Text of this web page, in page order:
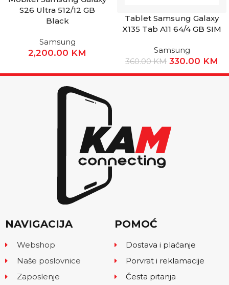
S26 Ultra 512/12 GB
Black
Samsung
2,200.00 KM
Tablet Samsung Galaxy
X135 Tab A11 64/4 GB SIM
Samsung
360.00KM 330.00 KM
NAVIGACIJA
Webshop
Naše poslovnice
Zaposlenje
POMOĆ
Dostava i plaćanje
Porvrat i reklamacije
Česta pitanja